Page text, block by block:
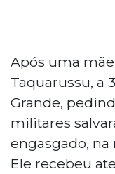
Após uma
Taquarussu, a
Grande,
militares
engasgado, na
Ele recebeu